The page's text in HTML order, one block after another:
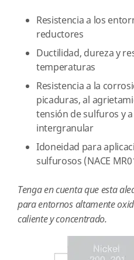
Resistencia a los
reductores
Ductilidad, dureza y
temperaturas
Resistencia a la
picaduras, al
tensión de sulfuros y
intergranular
Idoneidad para
sulfurosos (NACE
Tenga en cuenta que esta
para entornos altamente
caliente y concentrado.